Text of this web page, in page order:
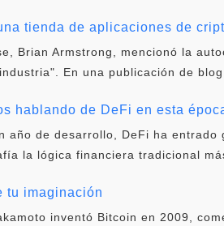
tienda de aplicaciones de
Brian Armstrong, mencionó la
En una publicación de blog
hablando de DeFi en esta
año de desarrollo, DeFi ha
la lógica financiera tradicional
tu imaginación
inventó Bitcoin en 2009,